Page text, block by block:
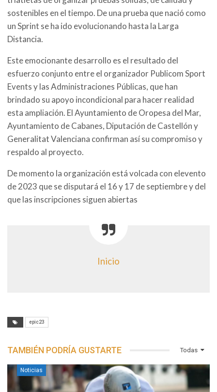
sostenibles en el tiempo. De una prueba que nació como
un Sprint se ha ido evolucionando hasta la Larga
Distancia.
Este emocionante desarrollo es el resultado del
esfuerzo conjunto entre el organizador Publicom Sport
Events y las Administraciones Públicas, que han
brindado su apoyo incondicional para hacer realidad
esta ampliación. El Ayuntamiento de Oropesa del Mar,
Ayuntamiento de Cabanes, Diputación de Castellón y
Generalitat Valenciana confirman así su compromiso y
respaldo al proyecto.
De momento la organización está volcada con elevento
de 2023 que se disputará el 16 y 17 de septiembre y del
que las inscripciones siguen abiertas
Inicio
epic23
Todas
TAMBIÉN PODRÍA GUSTARTE
Noticias